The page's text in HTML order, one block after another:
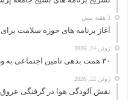
3 هفته پیش
آغاز برنامه های حوزه سلامت برای
ژوئن 24, 2026
۳۰ همت بدهی تامین اجتماعی به وزارت بهداشت
ژوئن 22, 2026
نقش آلودگی هوا در گرفتگی